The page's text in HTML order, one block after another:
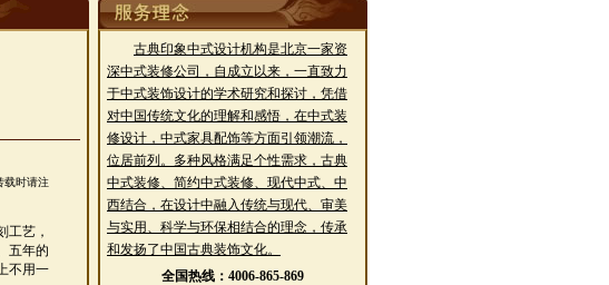
载时请注
工艺，
五年的
不用一
古典印象中式设计机构是北京一家资
深中式装修公司，自成立以来，一直致力
于中式装饰设计的学术研究和探讨，凭借
对中国传统文化的理解和感悟，在中式装
修设计，中式家具配饰等方面引领潮流，
位居前列。多种风格满足个性需求，古典
中式装修、简约中式装修、现代中式、中
西结合，在设计中融入传统与现代、审美
与实用、科学与环保相结合的理念，传承
和发扬了中国古典装饰文化。
全国热线：4006-865-869